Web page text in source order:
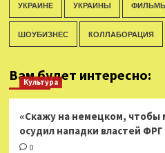
УКРАИНЕ УКРАИНЫ
ШОУБИЗНЕС КОЛЛАБОРАЦИЯ
Вам будет интересно:
Культура
«Скажу на немецком, чтобы
осудил нападки властей
0